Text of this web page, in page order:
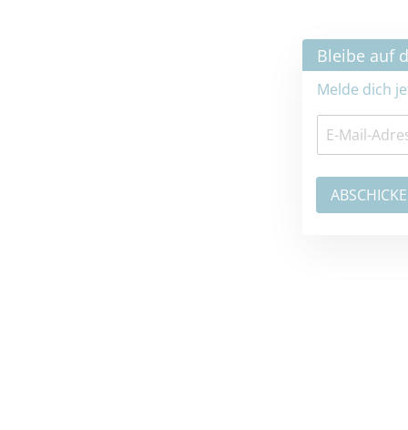
Bleibe auf dem neuesten Stand ×
Melde dich jetzt zum Newsletter an: